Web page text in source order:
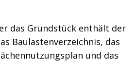
das Grundstück enthält der
Baulastenverzeichnis, das
und das